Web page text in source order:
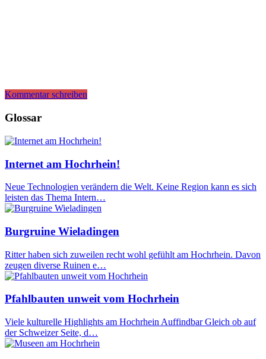
Kommentar schreiben
Glossar
Internet am Hochrhein!
Neue Technologien verändern die Welt. Keine Region kann es sich
leisten das Thema Intern…
Burgruine Wieladingen
Ritter haben sich zuweilen recht wohl gefühlt am Hochrhein. Davon
zeugen diverse Ruinen e…
Pfahlbauten unweit vom Hochrhein
Viele kulturelle Highlights am Hochrhein Auffindbar Gleich ob auf
der Schweizer Seite, d…